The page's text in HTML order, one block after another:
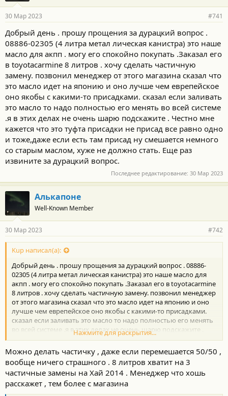
30 Мар 2023 #741
Добрый день . прошу прощения за дурацкий вопрос .
08886-02305 (4 литра метал лическая канистра) это наше
масло для акпп . могу его спокойно покупать .Заказал его
в toyotacarmine 8 литров . хочу сделать частичную
замену. позвонил менеджер от этого магазина сказал что
это масло идет на японию и оно лучше чем еврепейское
оно якобы с какими-то присадками. сказал если заливать
это масло то надо полностью его менять во всей системе
.я в этих делах не очень шарю подскажите . Честно мне
кажется что это туфта присадки не присад все равно одно
и тоже,даже если есть там присад ну смешается немного
со старым маслом, хуже не должно стать. Еще раз
извините за дурацкий вопрос.
Последнее редактирование: 30 Мар 2023
Алькапоне
Well-Known Member
30 Мар 2023 #742
Kup написал(а):
Добрый день . прошу прощения за дурацкий вопрос . 08886-
02305 (4 литра метал лическая канистра) это наше масло для
акпп . могу его спокойно покупать .Заказал его в toyotacarmine
8 литров . хочу сделать частичную замену. позвонил менеджер
от этого магазина сказал что это масло идет на японию и оно
лучше чем еврепейское оно якобы с какими-то присадками.
сказал если заливать это масло то надо полностью его менять
во всей системе .я в этих делах не очень шарю подскажите .
Честно мне кажется что это туфта присадки не присад все равно
одно и тоже,даже если есть там присад ну смешается немного
со старым маслом, хуже не должно стать. Еще раз извините за
дурацкий вопрос.
Нажмите для раскрытия...
Можно делать частичку , даже если перемешается 50/50 ,
вообще ничего страшного . 8 литров хватит на 3
частичные замены на Хай 2014 . Менеджер что хошь
расскажет , тем более с магазина